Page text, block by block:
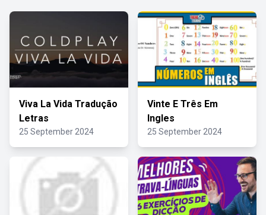
Viva La Vida Tradução
Letras
25 September 2024
Vinte E Três Em
Ingles
25 September 2024